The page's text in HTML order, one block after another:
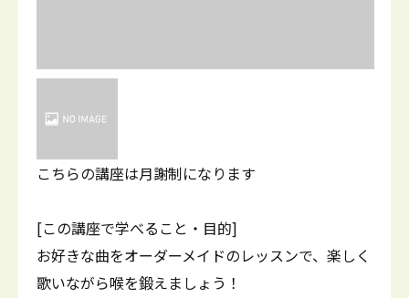
こちらの講座は月謝制になります
[この講座で学べること・目的]
お好きな曲をオーダーメイドのレッスンで、楽しく
歌いながら喉を鍛えましょう！